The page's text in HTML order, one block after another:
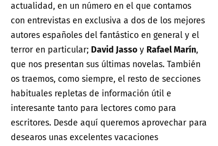
actualidad, en un número en el que contamos
con entrevistas en exclusiva a dos de los mejores
autores españoles del fantástico en general y el
terror en particular; David Jasso y Rafael Marín,
que nos presentan sus últimas novelas. También
os traemos, como siempre, el resto de secciones
habituales repletas de información útil e
interesante tanto para lectores como para
escritores. Desde aquí queremos aprovechar para
desearos unas excelentes vacaciones